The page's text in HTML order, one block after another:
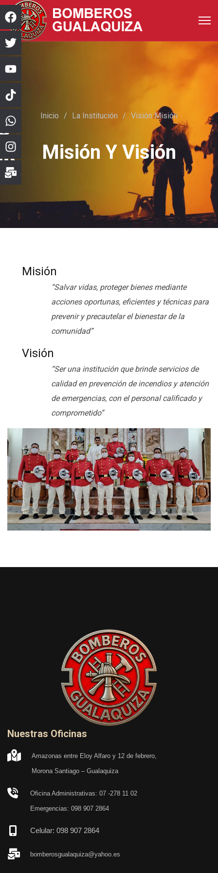
Misión Y Visión
Inicio La Institución Visión Misión
Misión
“Salvar vidas, proteger bienes mediante
acciones oportunas, eficientes y técnicas para
prevenir y precautelar el bienestar de la
comunidad”
Visión
“Ser una institución que brinde servicios de
calidad en prevención de incendios y atención
de emergencias, con el personal calificado y
comprometido”
Nuestras Oficinas
Amazonas entre Eloy Alfaro y 12 de febrero,
Morona Santiago – Gualaquiza
Oficina Administrativas: 07 -278 11 02
Emergencias: 098 907 2864
Celular: 098 907 2864
bomberosgualaquiza@yahoo.es